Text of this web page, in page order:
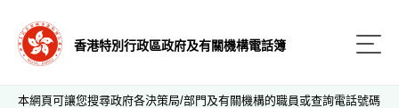
香港特別行政區政府及有關機構電話簿
本網頁可讓您搜尋政府各決策局/部門及有關機構的職員或查詢電話號碼